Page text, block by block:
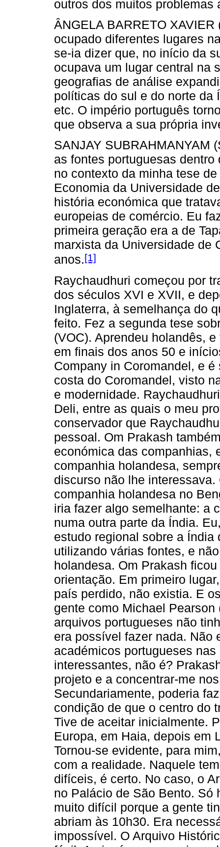
outros dos muitos problemas
ÂNGELA BARRETO
ocupado diferentes lugares
se-ia dizer que, no início da
ocupava um lugar central na
geografias de análise
políticas do sul e do norte da
etc. O império português
que observa a sua própria
SANJAY SUBRAHMANYAM
as fontes portuguesas
no contexto da minha tese
Economia da Universidade
história económica que
europeias de comércio. Eu
primeira geração era a de
marxista da Universidade de
anos.[1]
Raychaudhuri começou por
dos séculos XVI e XVII, e
Inglaterra, à semelhança do
feito. Fez a segunda tese
(VOC). Aprendeu holandês,
em finais dos anos 50 e
Company in Coromandel, e
costa do Coromandel, visto
e modernidade.
Deli, entre as quais o meu
conservador que
pessoal. Om Prakash
económica das companhias,
companhia holandesa,
discurso não lhe
companhia holandesa no
iria fazer algo semelhante: a
numa outra parte da Índia.
estudo regional sobre a
utilizando várias fontes, e
holandesa. Om Prakash
orientação. Em primeiro
país perdido, não existia. E
gente como Michael
arquivos portugueses não
era possível fazer nada. Não
académicos portugueses
interessantes, não é?
projeto e a concentrar-me
Secundariamente, poderia
condição de que o centro do
Tive de aceitar inicialmente.
Europa, em Haia, depois em
Tornou-se evidente, para
com a realidade. Naquele
difíceis, é certo. No caso, o
no Palácio de São Bento. Só
muito difícil porque a gente
abriam às 10h30. Era
impossível. O Arquivo